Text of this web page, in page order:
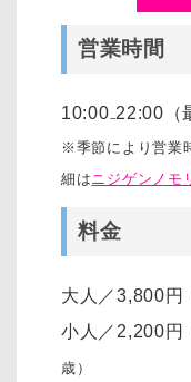
営業時間
10:00₋22:00（
※季節により営業
細はニジゲンノモ
料金
大人／3,800円
小人／2,200円
歳）